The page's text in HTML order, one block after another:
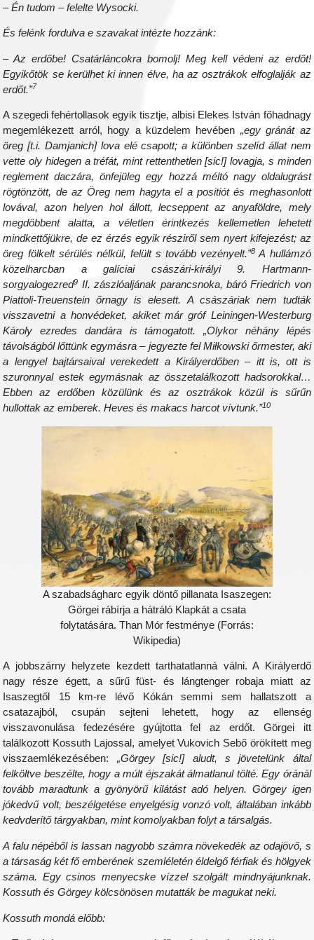
– Én tudom – felelte Wysocki.
És felénk fordulva e szavakat intézte hozzánk:
– Az erdőbe! Csatárláncokra bomolj! Meg kell védeni az erdőt!
Egyikőtök se kerülhet ki innen élve, ha az osztrákok elfoglalják az
erdőt.”7
A szegedi fehértollasok egyik tisztje, albisi Elekes István főhadnagy
megemlékezett arról, hogy a küzdelem hevében „egy gránát az
öreg [t.i. Damjanich] lova elé csapott; a különben szelíd állat nem
vette oly hidegen a tréfát, mint rettenthetlen [sic!] lovagja, s minden
reglement daczára, önfejüleg egy hozzá méltó nagy oldalugrást
rögtönzött, de az Öreg nem hagyta el a positiót és meghasonlott
lovával, azon helyen hol állott, lecseppent az anyaföldre, mely
megdöbbent alatta, a véletlen érintkezés kellemetlen lehetett
mindkettőjükre, de ez érzés egyik résziről sem nyert kifejezést; az
öreg fölkelt sérülés nélkül, felült s tovább vezényelt.”8 A hullámzó
közelharcban a galíciai császári-királyi 9. Hartmann-
sorgyalogezred9 II. zászlóaljának parancsnoka, báró Friedrich von
Piattoli-Treuenstein őrnagy is elesett. A császáriak nem tudták
visszavetni a honvédeket, akiket már gróf Leiningen-Westerburg
Károly ezredes dandára is támogatott. „Olykor néhány lépés
távolságból lőttünk egymásra – jegyezte fel Miłkowski őrmester, aki
a lengyel bajtársaival verekedett a Királyerdőben – itt is, ott is
szuronnyal estek egymásnak az összetalálkozott hadsorokkal…
Ebben az erdőben közülünk és az osztrákok közül is sűrűn
hullottak az emberek. Heves és makacs harcot vívtunk.”10
A szabadságharc egyik döntő pillanata Isaszegen:
Görgei rábírja a hátráló Klapkát a csata
folytatására. Than Mór festménye (Forrás:
Wikipedia)
A jobbszárny helyzete kezdett tarthatatlanná válni. A Királyerdő
nagy része égett, a sűrű füst- és lángtenger robaja miatt az
Isaszegtől 15 km-re lévő Kókán semmi sem hallatszott a
csatazajból, csupán sejteni lehetett, hogy az ellenség
visszavonulása fedezésére gyújtotta fel az erdőt. Görgei itt
találkozott Kossuth Lajossal, amelyet Vukovich Sebő örökített meg
visszaemlékezésében: „Görgey [sic!] aludt, s jövetelünk által
felköltve beszélte, hogy a múlt éjszakát álmatlanul tölté. Egy óránál
tovább maradtunk a gyönyörű kilátást adó helyen. Görgey igen
jókedvű volt, beszélgetése enyelgésig vonzó volt, általában inkább
kedvderítő tárgyakban, mint komolyakban folyt a társalgás.
A falu népéből is lassan nagyobb számra növekedék az odajövő, s
a társaság két fő emberének szemléletén éldelgő férfiak és hölgyek
száma. Egy csinos menyecske vízzel szolgált mindnyájunknak.
Kossuth és Görgey kölcsönösen mutatták be magukat neki.
Kossuth mondá előbb: